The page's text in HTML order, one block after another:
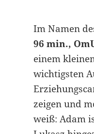
Im Namen
96 min.,
einem
wichtigsten
zeigen und
weiß: Adam